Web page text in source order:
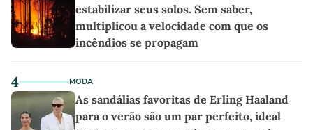
estabilizar seus solos. Sem saber,
multiplicou a velocidade com que os
incêndios se propagam
4 MODA
As sandálias favoritas de Erling Haaland
para o verão são um par perfeito, ideal